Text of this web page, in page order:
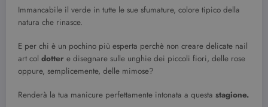
Immancabile il verde in tutte le sue sfumature, colore tipico della
natura che rinasce.
E per chi è un pochino più esperta perchè non creare delicate nail
art col dotter e disegnare sulle unghie dei piccoli fiori, delle rose
oppure, semplicemente, delle mimose?
Renderà la tua manicure perfettamente intonata a questa stagione.